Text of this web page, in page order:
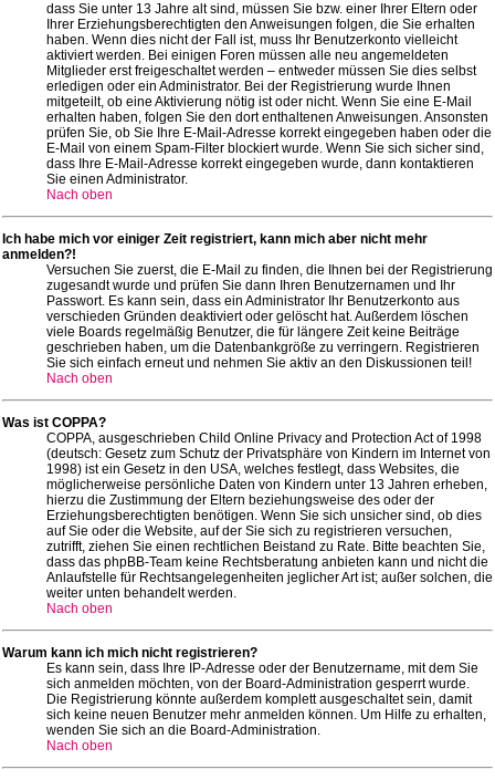
dass Sie unter 13 Jahre alt sind, müssen Sie bzw. einer Ihrer Eltern oder
Ihrer Erziehungsberechtigten den Anweisungen folgen, die Sie erhalten
haben. Wenn dies nicht der Fall ist, muss Ihr Benutzerkonto vielleicht
aktiviert werden. Bei einigen Foren müssen alle neu angemeldeten
Mitglieder erst freigeschaltet werden – entweder müssen Sie dies selbst
erledigen oder ein Administrator. Bei der Registrierung wurde Ihnen
mitgeteilt, ob eine Aktivierung nötig ist oder nicht. Wenn Sie eine E-Mail
erhalten haben, folgen Sie den dort enthaltenen Anweisungen. Ansonsten
prüfen Sie, ob Sie Ihre E-Mail-Adresse korrekt eingegeben haben oder die
E-Mail von einem Spam-Filter blockiert wurde. Wenn Sie sich sicher sind,
dass Ihre E-Mail-Adresse korrekt eingegeben wurde, dann kontaktieren
Sie einen Administrator.
Nach oben
Ich habe mich vor einiger Zeit registriert, kann mich aber nicht mehr
anmelden?!
Versuchen Sie zuerst, die E-Mail zu finden, die Ihnen bei der Registrierung
zugesandt wurde und prüfen Sie dann Ihren Benutzernamen und Ihr
Passwort. Es kann sein, dass ein Administrator Ihr Benutzerkonto aus
verschieden Gründen deaktiviert oder gelöscht hat. Außerdem löschen
viele Boards regelmäßig Benutzer, die für längere Zeit keine Beiträge
geschrieben haben, um die Datenbankgröße zu verringern. Registrieren
Sie sich einfach erneut und nehmen Sie aktiv an den Diskussionen teil!
Nach oben
Was ist COPPA?
COPPA, ausgeschrieben Child Online Privacy and Protection Act of 1998
(deutsch: Gesetz zum Schutz der Privatsphäre von Kindern im Internet von
1998) ist ein Gesetz in den USA, welches festlegt, dass Websites, die
möglicherweise persönliche Daten von Kindern unter 13 Jahren erheben,
hierzu die Zustimmung der Eltern beziehungsweise des oder der
Erziehungsberechtigten benötigen. Wenn Sie sich unsicher sind, ob dies
auf Sie oder die Website, auf der Sie sich zu registrieren versuchen,
zutrifft, ziehen Sie einen rechtlichen Beistand zu Rate. Bitte beachten Sie,
dass das phpBB-Team keine Rechtsberatung anbieten kann und nicht die
Anlaufstelle für Rechtsangelegenheiten jeglicher Art ist; außer solchen, die
weiter unten behandelt werden.
Nach oben
Warum kann ich mich nicht registrieren?
Es kann sein, dass Ihre IP-Adresse oder der Benutzername, mit dem Sie
sich anmelden möchten, von der Board-Administration gesperrt wurde.
Die Registrierung könnte außerdem komplett ausgeschaltet sein, damit
sich keine neuen Benutzer mehr anmelden können. Um Hilfe zu erhalten,
wenden Sie sich an die Board-Administration.
Nach oben